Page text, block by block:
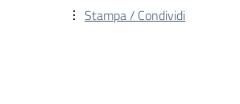
Stampa / Condividi